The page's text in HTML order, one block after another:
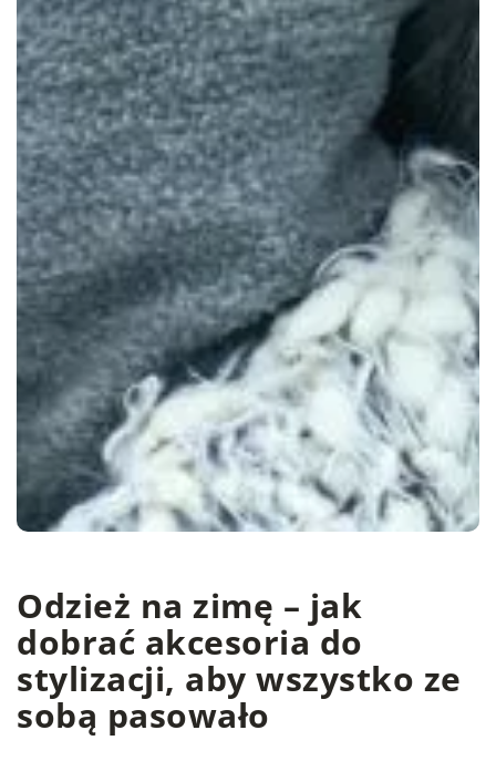
Odzież na zimę – jak
dobrać akcesoria do
stylizacji, aby wszystko ze
sobą pasowało